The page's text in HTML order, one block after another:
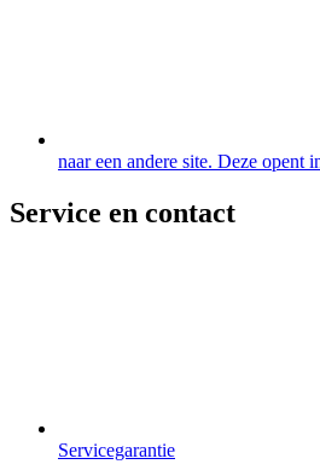
naar een andere site. Deze opent
Service en contact
Servicegarantie